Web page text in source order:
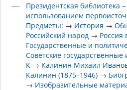
Президентская библиотека
использованием
Предметы: → История →
Российский народ → Россия
Государственные и
Советские
К → Калинин Михаил
Калинин (1875–1946) →
→ Изобразительные